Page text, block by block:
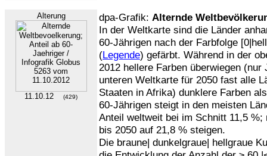
Alterung
11.10.12 (429)
dpa-Grafik: Alternde
In der Weltkarte sind die Länder
60-Jährigen nach der Farbfolge
(Legende) gefärbt. Während in der
2012 hellere Farben überwiegen (nur
unteren Weltkarte für 2050 fast alle
Staaten in Afrika) dunklere Farben
60-Jährigen steigt in den meisten
Anteil weltweit bei im Schnitt 11,5
bis 2050 auf 21,8 % steigen.
Die braune| dunkelgraue| hellgraue